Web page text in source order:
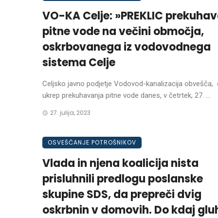
VO-KA Celje: »PREKLIC
pitne vode na večini območja,
oskrbovanega iz vodovodnega
sistema Celje
Celjsko javno podjetje Vodovod-kanalizacija obvešča,
ukrep prekuhavanja pitne vode danes, v četrtek, 27. ...
27. julija, 2023
OSVEŠČANJE POTROŠNIKOV
Vlada in njena koalicija nista
prisluhnili predlogu poslanske
skupine SDS, da prepreči dvig
oskrbnin v domovih. Do kdaj